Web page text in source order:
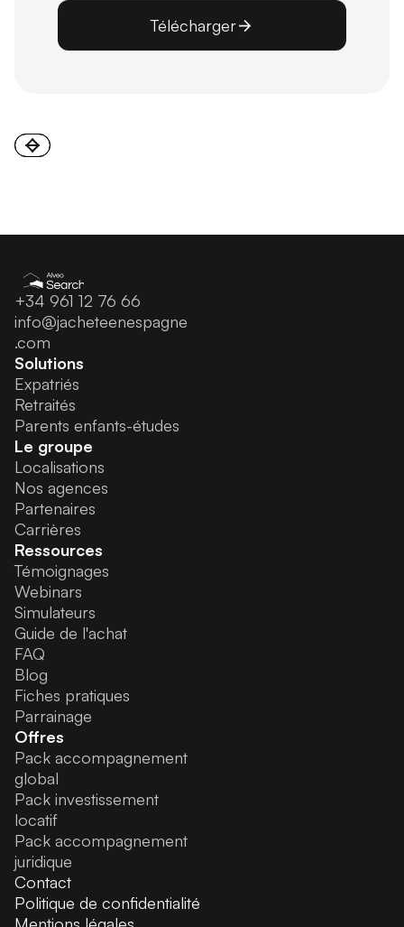
Télécharger
+34 961 12 76 66
info@jacheteenespagne
.com
Solutions
Expatriés
Retraités
Parents enfants-études
Le groupe
Localisations
Nos agences
Partenaires
Carrières
Ressources
Témoignages
Webinars
Simulateurs
Guide de l'achat
FAQ
Blog
Fiches pratiques
Parrainage
Offres
Pack accompagnement
global
Pack investissement
locatif
Pack accompagnement
juridique
Contact
Politique de confidentialité